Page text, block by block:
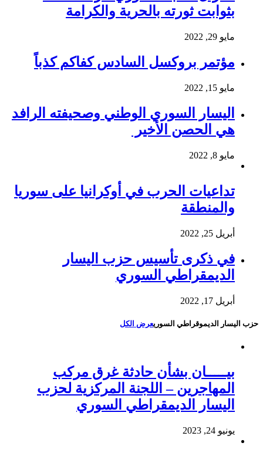
بثوابت ثورته بالحرية والكرامة
مايو 29, 2022
مؤتمر بروكسل السادس كفاكم كذباً
مايو 15, 2022
اليسار السوري الوطني وصحيفته الرافد
هي الحصن الأخير
مايو 8, 2022
تداعيات الحرب في أوكرانيا على سوريا
والمنطقة
أبريل 25, 2022
في ذكرى تأسيس حزب اليسار
الديمقراطي السوري
أبريل 17, 2022
حزب اليسار الديموقراطي السوريعرض الكل
بيـــــان بشأن حادثة غرق مركب
المهاجرين – اللجنة المركزية لحزب
اليسار الديمقراطي السوري
يونيو 24, 2023